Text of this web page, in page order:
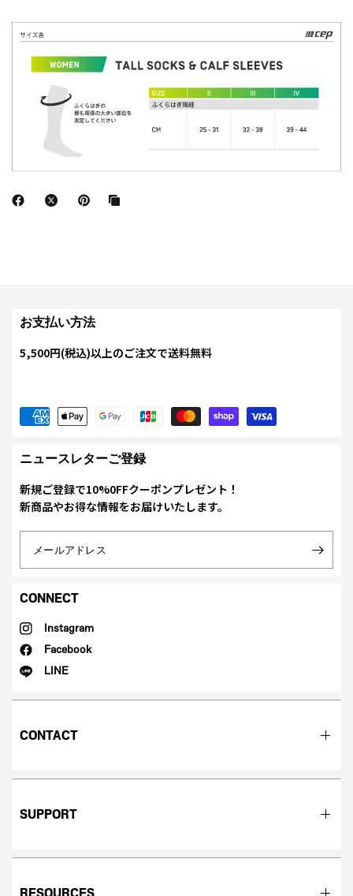
お支払い方法
5,500円(税込)以上のご注文で送料無料
ニュースレターご登録
新規ご登録で10%0FFクーポンプレゼント！
新商品やお得な情報をお届けいたします。
メールアドレス
CONNECT
Instagram
Facebook
LINE
CONTACT
SUPPORT